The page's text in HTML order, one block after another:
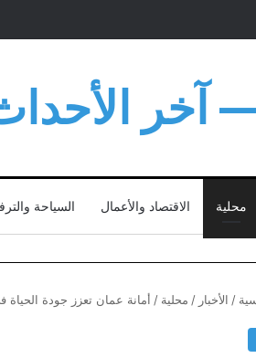
آخر
محلية الاقتصاد والأعمال السياحة
/ الأخبار / محلية / أمانة عمان تعزز جودة الحياة